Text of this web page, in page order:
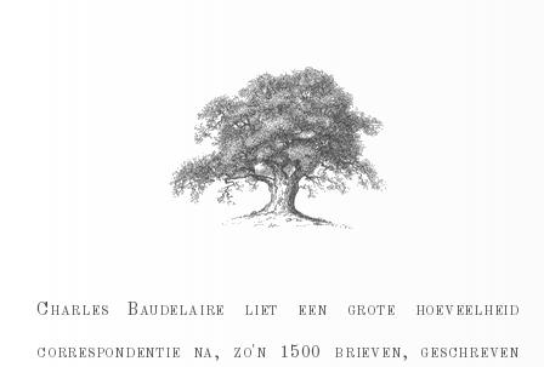
Charles Baudelaire liet een grote hoeveelheid
correspondentie na, zo'n 1500 brieven, geschreven